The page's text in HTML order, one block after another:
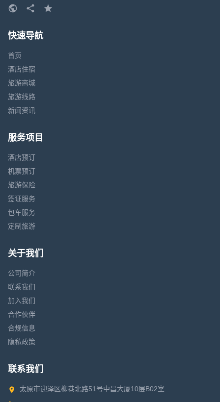
快速导航
首页
酒店住宿
旅游商城
旅游线路
新闻资讯
服务项目
酒店预订
机票预订
旅游保险
签证服务
包车服务
定制旅游
关于我们
公司简介
联系我们
加入我们
合作伙伴
合规信息
隐私政策
联系我们
太原市迎泽区柳巷北路51号中昌大厦10层B02室